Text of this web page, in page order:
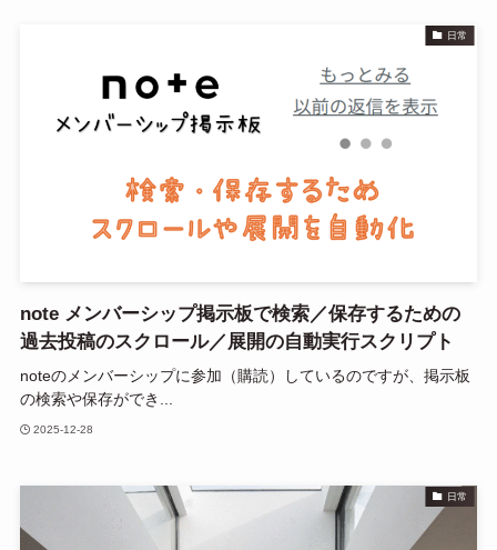
日常
note メンバーシップ掲示板で検索／保存するための
過去投稿のスクロール／展開の自動実行スクリプト
noteのメンバーシップに参加（購読）しているのですが、掲示板
の検索や保存ができ...
2025-12-28
日常